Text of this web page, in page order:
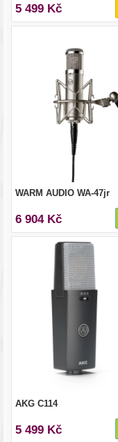
5 499 Kč
WARM AUDIO WA-47jr
6 904 Kč
AKG C114
5 499 Kč